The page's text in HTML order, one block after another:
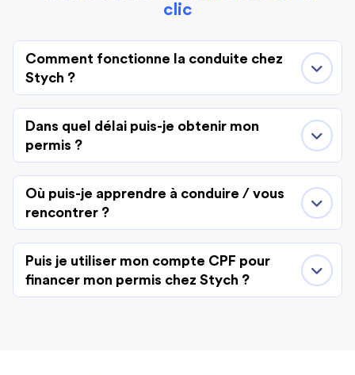
clic
Comment fonctionne la conduite chez
Stych ?
Dans quel délai puis-je obtenir mon
permis ?
Où puis-je apprendre à conduire / vous
rencontrer ?
Puis je utiliser mon compte CPF pour
financer mon permis chez Stych ?